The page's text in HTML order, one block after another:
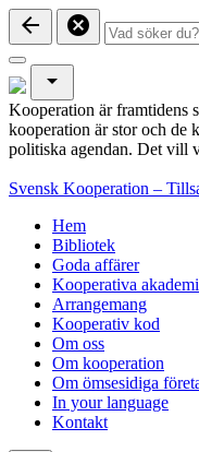
arrow_back cancel
arrow_drop_down
Kooperation är framtidens
kooperation är stor och de
politiska agendan. Det vill
Svensk Kooperation –
Hem
Bibliotek
Goda affärer
Kooperativa
Arrangemang
Kooperativ kod
Om oss
Om kooperation
Om ömsesidiga
In your language
Kontakt